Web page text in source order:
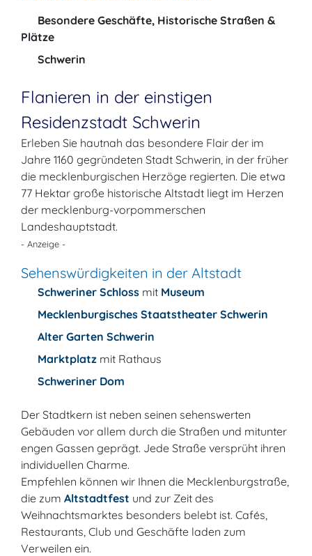
Besondere Geschäfte, Historische Straßen &
Plätze
Schwerin
Flanieren in der einstigen
Residenzstadt Schwerin
Erleben Sie hautnah das besondere Flair der im
Jahre 1160 gegründeten Stadt Schwerin, in der früher
die mecklenburgischen Herzöge regierten. Die etwa
77 Hektar große historische Altstadt liegt im Herzen
der mecklenburg-vorpommerschen
Landeshauptstadt.
- Anzeige -
Sehenswürdigkeiten in der Altstadt
Schweriner Schloss mit Museum
Mecklenburgisches Staatstheater Schwerin
Alter Garten Schwerin
Marktplatz mit Rathaus
Schweriner Dom
Der Stadtkern ist neben seinen sehenswerten
Gebäuden vor allem durch die Straßen und mitunter
engen Gassen geprägt. Jede Straße versprüht ihren
individuellen Charme.
Empfehlen können wir Ihnen die Mecklenburgstraße,
die zum Altstadtfest und zur Zeit des
Weihnachtsmarktes besonders belebt ist. Cafés,
Restaurants, Club und Geschäfte laden zum
Verweilen ein.